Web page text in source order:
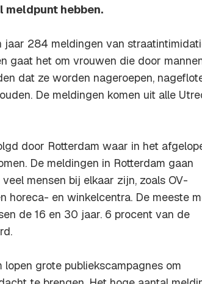
meldpunt hebben.
jaar 284 meldingen van
gaat het om vrouwen die door
dat ze worden nageroepen,
De meldingen komen uit alle
door Rotterdam waar in het
De meldingen in Rotterdam gaan
mensen bij elkaar zijn, zoals OV-
horeca- en winkelcentra. De meeste
de 16 en 30 jaar. 6 procent van de
grote publiekscampagnes om